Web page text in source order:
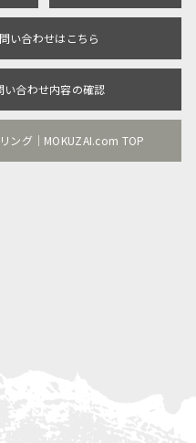
い合わせはこちら
い合わせ内容の確認
ング｜MOKUZAI.com TOP